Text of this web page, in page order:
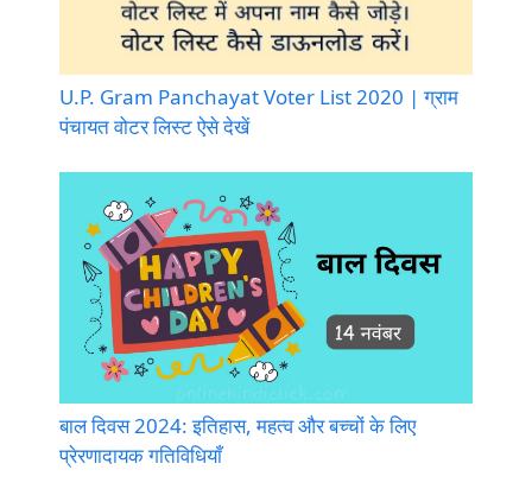
U.P. Gram Panchayat Voter List 2020 | ग्राम
पंचायत वोटर लिस्ट ऐसे देखें
बाल दिवस 2024: इतिहास, महत्व और बच्चों के लिए
प्रेरणादायक गतिविधियाँ